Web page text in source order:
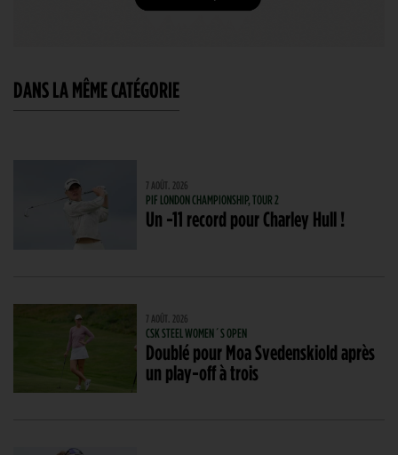
DANS LA MÊME CATÉGORIE
7 AOÛT. 2026
PIF LONDON CHAMPIONSHIP, TOUR 2
Un -11 record pour Charley Hull !
7 AOÛT. 2026
CSK STEEL WOMEN´S OPEN
Doublé pour Moa Svedenskiold après
un play-off à trois